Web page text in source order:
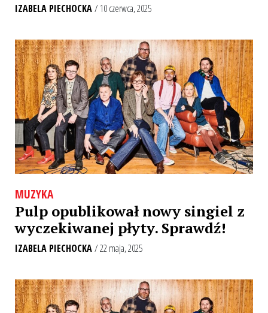
IZABELA PIECHOCKA/ 10 czerwca, 2025
MUZYKA
Pulp opublikował nowy singiel z
wyczekiwanej płyty. Sprawdź!
IZABELA PIECHOCKA/ 22 maja, 2025